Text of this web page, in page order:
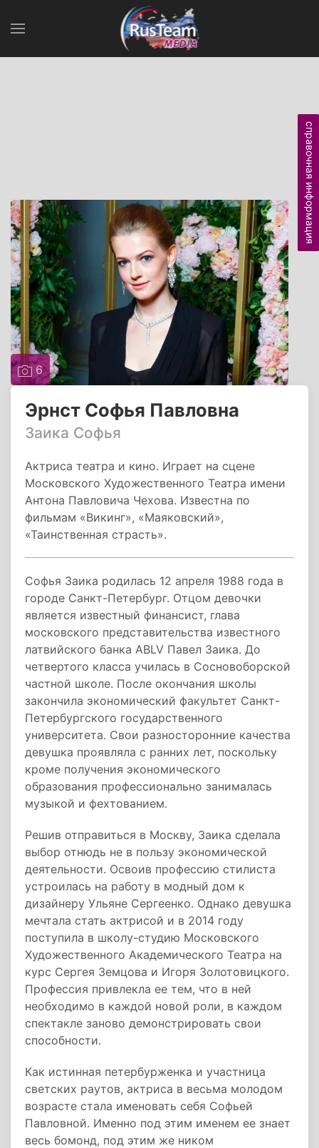
6
Эрнст Софья Павловна
Заика Софья
Актриса театра и кино. Играет на сцене
Московского Художественного Театра имени
Антона Павловича Чехова. Известна по
фильмам «Викинг», «Маяковский»,
«Таинственная страсть».
Софья Заика родилась 12 апреля 1988 года в
городе Санкт-Петербург. Отцом девочки
является известный финансист, глава
московского представительства известного
латвийского банка ABLV Павел Заика. До
четвертого класса училась в Сосновоборской
частной школе. После окончания школы
закончила экономический факультет Санкт-
Петербургского государственного
университета. Свои разносторонние качества
девушка проявляла с ранних лет, поскольку
кроме получения экономического
образования профессионально занималась
музыкой и фехтованием.
Решив отправиться в Москву, Заика сделала
выбор отнюдь не в пользу экономической
деятельности. Освоив профессию стилиста
устроилась на работу в модный дом к
дизайнеру Ульяне Сергеенко. Однако девушка
мечтала стать актрисой и в 2014 году
поступила в школу-студию Московского
Художественного Академического Театра на
курс Сергея Земцова и Игоря Золотовицкого.
Профессия привлекла ее тем, что в ней
необходимо в каждой новой роли, в каждом
спектакле заново демонстрировать свои
способности.
Как истинная петербурженка и участница
светских раутов, актриса в весьма молодом
возрасте стала именовать себя Софьей
Павловной. Именно под этим именем ее знает
весь бомонд, под этим же ником
справочная информация